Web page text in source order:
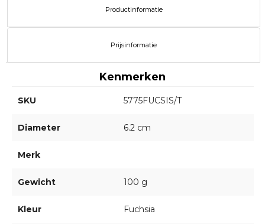
Productinformatie
Prijsinformatie
Kenmerken
SKU 5775FUCSIS/T
Diameter 6.2 cm
Merk
Gewicht 100 g
Kleur Fuchsia